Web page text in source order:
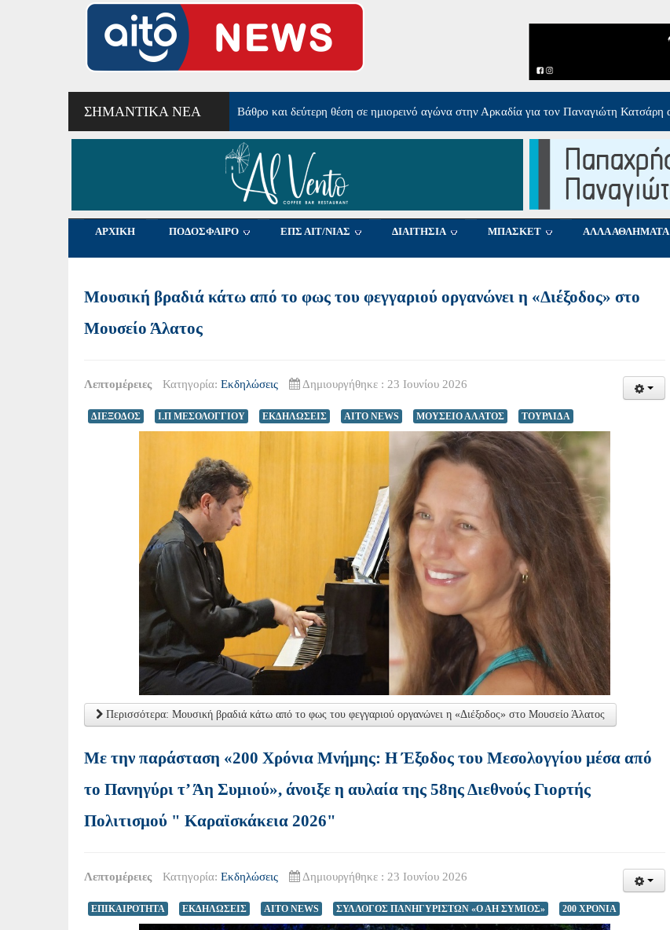
ΣΗΜΑΝΤΙΚΆ ΝΈΑ Από τα Φλαμίνγκο Μεσολογγίου στον Ολυμπιακό Σ.Φ.Π -Πέμπτη, 06 Αυγούστου 2026 17:40
ΑΡΧΙΚΗ ΠΟΔΟΣΦΑΙΡΟ ΕΠΣ ΑΙΤ/ΝΙΑΣ ΔΙΑΙΤΗΣΙΑ ΜΠΑΣΚΕΤ ΑΛΛΑ ΑΘΛΗΜΑΤΑ
Μουσική βραδιά κάτω από το φως του φεγγαριού οργανώνει η «Διέξοδος» στο
Μουσείο Άλατος
Λεπτομέρειες Κατηγορία: Εκδηλώσεις Δημιουργήθηκε : 23 Ιουνίου 2026
ΔΙΕΞΟΔΟΣ Ι.Π ΜΕΣΟΛΟΓΓΙΟΥ ΕΚΔΗΛΩΣΕΙΣ AITO NEWS ΜΟΥΣΕΙΟ ΑΛΑΤΟΣ ΤΟΥΡΛΙΔΑ
Περισσότερα: Μουσική βραδιά κάτω από το φως του φεγγαριού οργανώνει η «Διέξοδος» στο Μουσείο Άλατος
Με την παράσταση «200 Χρόνια Μνήμης: Η Έξοδος του Μεσολογγίου μέσα από
το Πανηγύρι τ’ Άη Συμιού», άνοιξε η αυλαία της 58ης Διεθνούς Γιορτής
Πολιτισμού " Καραϊσκάκεια 2026"
Λεπτομέρειες Κατηγορία: Εκδηλώσεις Δημιουργήθηκε : 23 Ιουνίου 2026
ΕΠΙΚΑΙΡΟΤΗΤΑ ΕΚΔΗΛΩΣΕΙΣ AITO NEWS ΣΥΛΛΟΓΟΣ ΠΑΝΗΓΥΡΙΣΤΩΝ «Ο ΑΗ ΣΥΜΙΟΣ» 200 ΧΡΟΝΙΑ